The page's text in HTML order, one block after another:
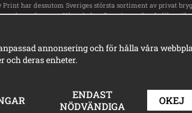
har dessutom Sveriges största sortiment av privat
och mycket mer. Våra skyltar finns i en mängd olika
© Happy Print 2025
annonsering och för hålla våra
deras enheter.
ENDAST
NÖDVÄNDIGA
OKEJ